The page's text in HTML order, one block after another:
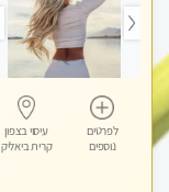
לפרטים
נוספים
עיסוי בצפון
קרית ביאליק